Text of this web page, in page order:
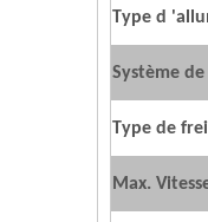
Type d
Système
Type de
Max.